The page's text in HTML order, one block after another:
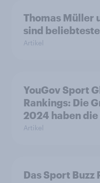
Thomas Müller
sind
Artikel
YouGov Sport
Rankings: Die
2024 haben die
Artikel
Das Sport Buzz